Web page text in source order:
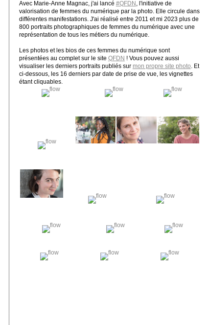
Avec Marie-Anne Magnac, j'ai lancé #QFDN , l'initiative de
valorisation de femmes du numérique par la photo. Elle circule dans
différentes manifestations. J'ai réalisé entre 2011 et mi 2023 plus de
800 portraits photographiques de femmes du numérique avec une
représentation de tous les métiers du numérique.
Les photos et les bios de ces femmes du numérique sont
présentées au complet sur le site QFDN ! Vous pouvez aussi
visualiser les derniers portraits publiés sur mon propre site photo. Et
ci-dessous, les 16 derniers par date de prise de vue, les vignettes
étant cliquables.